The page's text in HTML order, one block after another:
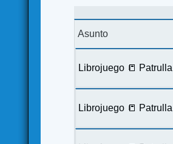
Asunto
Librojuego 📒
Librojuego 📒